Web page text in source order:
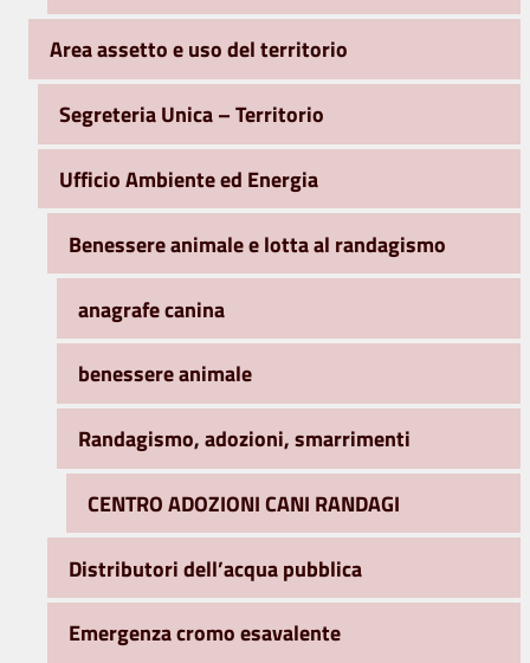
Area assetto e uso del territorio
Segreteria Unica – Territorio
Ufficio Ambiente ed Energia
Benessere animale e lotta al randagismo
anagrafe canina
benessere animale
Randagismo, adozioni, smarrimenti
CENTRO ADOZIONI CANI RANDAGI
Distributori dell’acqua pubblica
Emergenza cromo esavalente